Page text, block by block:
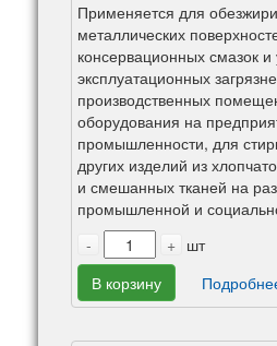
Применяется для
металлических
консервационных смазок
эксплуатационных
производственных
оборудования на
промышленности, для
других изделий из
и смешанных тканей на
промышленной и
-
+ шт
В корзину